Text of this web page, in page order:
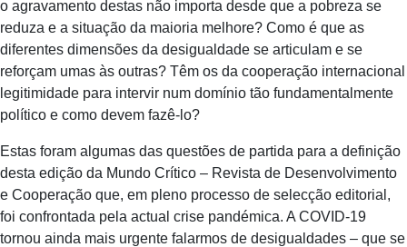
o agravamento destas não importa desde que a pobreza se
reduza e a situação da maioria melhore? Como é que as
diferentes dimensões da desigualdade se articulam e se
reforçam umas às outras? Têm os da cooperação internacional
legitimidade para intervir num domínio tão fundamentalmente
político e como devem fazê-lo?
Estas foram algumas das questões de partida para a definição
desta edição da Mundo Crítico – Revista de Desenvolvimento
e Cooperação que, em pleno processo de selecção editorial,
foi confrontada pela actual crise pandémica. A COVID-19
tornou ainda mais urgente falarmos de desigualdades – que se